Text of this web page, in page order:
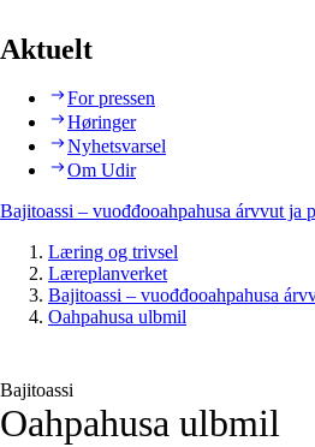
Aktuelt
For pressen
Høringer
Nyhetsvarsel
Om Udir
Bajitoassi – vuođđooahpahusa árvvut ja
Læring og trivsel
Læreplanverket
Bajitoassi – vuođđooahpahusa
Oahpahusa ulbmil
Bajitoassi
Oahpahusa ulbmil